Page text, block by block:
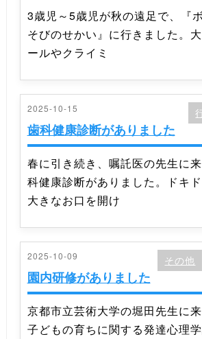
3歳児～5歳児が秋の遠足で、『
そびのせかい』に行きました。
ールやクライミ
2025-10-15
歯科健康診断がありました
春に引き続き、嘱託医の先生に
科健康診断がありました。ドキ
大きなお口を開け
2025-10-09
園内研修がありました
その他
京都市立芸術大学の堀田先生に来
子どもの育ちに関する発達心理